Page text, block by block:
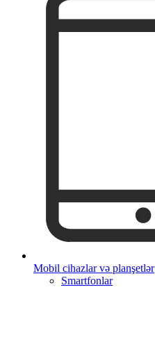
Mobil cihazlar və planşetlər
Smartfonlar